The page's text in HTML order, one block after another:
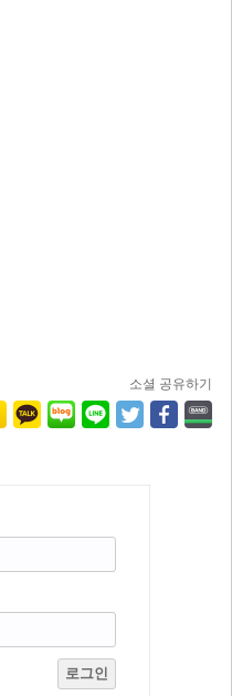
소셜 공유하기
로그인